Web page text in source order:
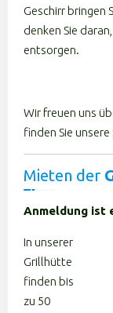
Geschirr bringen
denken Sie
entsorgen.
Wir freuen uns
finden Sie
Mieten der
Anmeldung ist
In unserer
Grillhütte
finden bis
zu 50